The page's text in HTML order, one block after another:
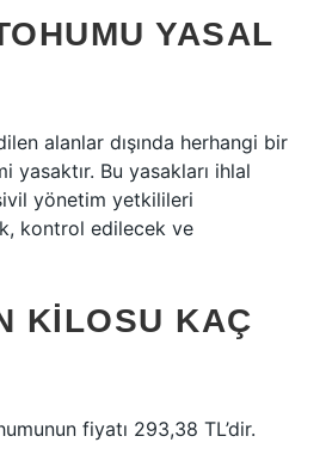
YASAL
alanlar dışında herhangi bir
yasaktır. Bu yasakları ihlal
yönetim yetkilileri
kontrol edilecek ve
KILOSU KAÇ
fiyatı 293,38 TL’dir.